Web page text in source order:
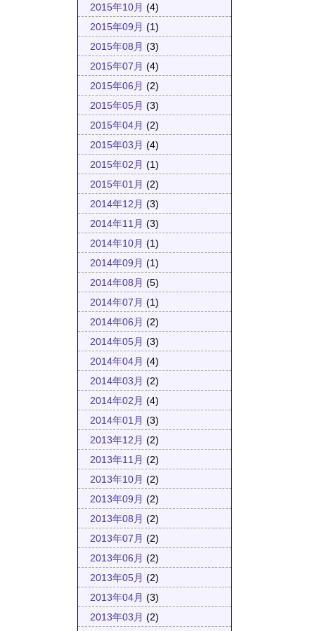
2015年10月 (4)
2015年09月 (1)
2015年08月 (3)
2015年07月 (4)
2015年06月 (2)
2015年05月 (3)
2015年04月 (2)
2015年03月 (4)
2015年02月 (1)
2015年01月 (2)
2014年12月 (3)
2014年11月 (3)
2014年10月 (1)
2014年09月 (1)
2014年08月 (5)
2014年07月 (1)
2014年06月 (2)
2014年05月 (3)
2014年04月 (4)
2014年03月 (2)
2014年02月 (4)
2014年01月 (3)
2013年12月 (2)
2013年11月 (2)
2013年10月 (2)
2013年09月 (2)
2013年08月 (2)
2013年07月 (2)
2013年06月 (2)
2013年05月 (2)
2013年04月 (3)
2013年03月 (2)